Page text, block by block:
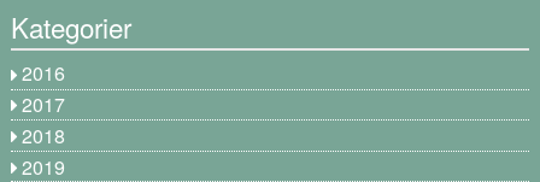
Kategorier
2016
2017
2018
2019